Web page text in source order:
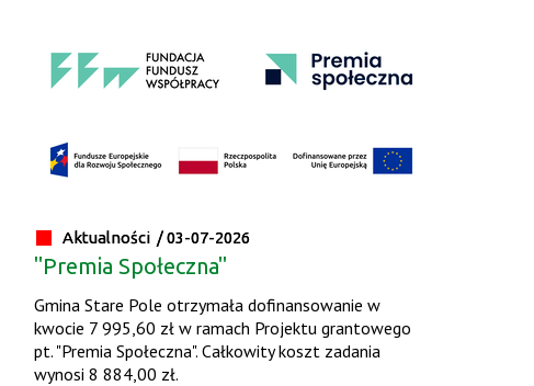
Aktualności /03-07-2026
"Premia Społeczna"
Gmina Stare Pole otrzymała dofinansowanie w
kwocie 7 995,60 zł w ramach Projektu grantowego
pt. "Premia Społeczna". Całkowity koszt zadania
wynosi 8 884,00 zł.